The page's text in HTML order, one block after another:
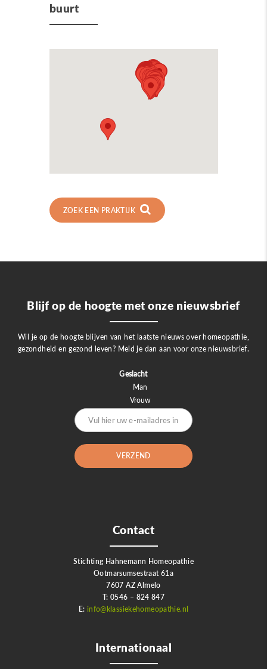
buurt
ZOEK EEN PRAKTIJK
Contact
Stichting Hahnemann Homeopathie
Ootmarsumsestraat 61a
7607 AZ Almelo
T: 0546 – 824 847
E: info@klassiekehomeopathie.nl
Internationaal
Blijf op de hoogte met onze nieuwsbrief
Wil je op de hoogte blijven van het laatste nieuws over homeopathie,
gezondheid en gezond leven? Meld je dan aan voor onze nieuwsbrief.
Geslacht
Man
Vrouw